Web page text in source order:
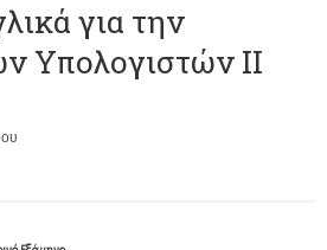
για την
Υπολογιστών II